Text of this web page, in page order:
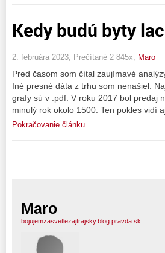
Kedy budú byty
2. februára 2023, Prečítané 2 845x, Maro
Pred časom som čítal zaujímavé
Iné presné dáta z trhu som nenašiel.
grafy sú v .pdf. V roku 2017 bol predaj
minulý rok okolo 1500. Ten pokles vidí
Pokračovanie článku
Maro
bojujemzasvetlezajtrajsky.blog.pravda.sk